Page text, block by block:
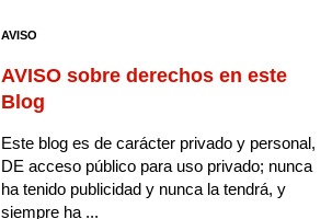
AVISO
AVISO sobre derechos en este
Blog
Este blog es de carácter privado y personal,
DE acceso público para uso privado; nunca
ha tenido publicidad y nunca la tendrá, y
siempre ha ...